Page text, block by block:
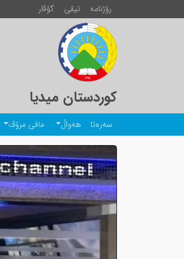
رۆژنامە تیڤی گۆڤار
کوردستان میدیا
سەرەتا هەواڵ مافی مرۆڤ